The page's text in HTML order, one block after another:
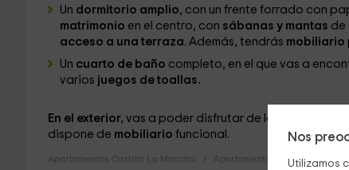
Nos
Utilizamos
Un dormitorio amplio, con un frente forrado con
matrimonio en el centro, con sábanas y mantas de
acceso a una terraza. Además, tendrás mobiliario
Un cuarto de baño completo, en el que vas a
varios juegos de toallas.
En el exterior, vas a poder disfrutar de la tranquilidad
dispone de mobiliario funcional.
Apartamentos Castilla La Mancha Apartamentos Toledo